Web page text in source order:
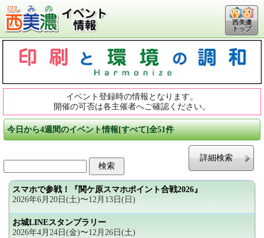
西美濃
トップ
イベント登録時の情報となります。
開催の可否は各主催者へご確認ください。
今日から4週間のイベント情報[すべて]全51件
詳細検索
スマホで参戦！『関ケ原スマホポイント合戦2026』
2026年6月20日(土)〜12月13日(日)
お城LINEスタンプラリー
2026年4月24日(金)〜12月26日(土)